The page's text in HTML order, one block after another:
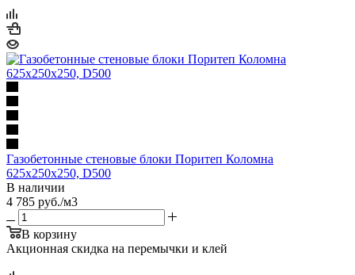
Газобетонные стеновые блоки Поритеп Коломна
625х250х250, D500
В наличии
4 785 руб./м3
В корзину
Акционная скидка на перемычки и клей